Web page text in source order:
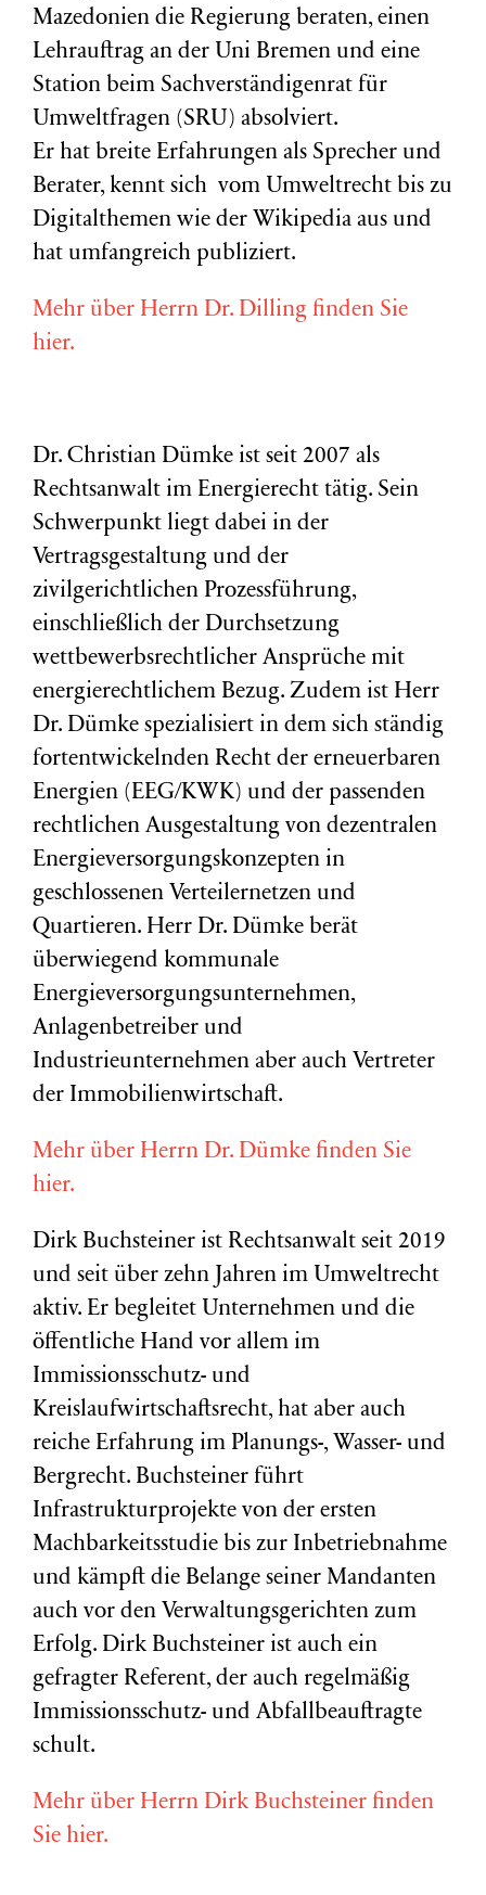
Mazedonien die Regierung beraten, einen
Lehrauftrag an der Uni Bremen und eine
Station beim Sachverständigenrat für
Umweltfragen (SRU) absolviert.
Er hat breite Erfahrungen als Sprecher und
Berater, kennt sich vom Umweltrecht bis zu
Digitalthemen wie der Wikipedia aus und
hat umfangreich publiziert.
Mehr über Herrn Dr. Dilling finden Sie
hier.
Dr. Christian Dümke ist seit 2007 als
Rechtsanwalt im Energierecht tätig. Sein
Schwerpunkt liegt dabei in der
Vertragsgestaltung und der
zivilgerichtlichen Prozessführung,
einschließlich der Durchsetzung
wettbewerbsrechtlicher Ansprüche mit
energierechtlichem Bezug. Zudem ist Herr
Dr. Dümke spezialisiert in dem sich ständig
fortentwickelnden Recht der erneuerbaren
Energien (EEG/KWK) und der passenden
rechtlichen Ausgestaltung von dezentralen
Energieversorgungskonzepten in
geschlossenen Verteilernetzen und
Quartieren. Herr Dr. Dümke berät
überwiegend kommunale
Energieversorgungsunternehmen,
Anlagenbetreiber und
Industrieunternehmen aber auch Vertreter
der Immobilienwirtschaft.
Mehr über Herrn Dr. Dümke finden Sie
hier.
Dirk Buchsteiner ist Rechtsanwalt seit 2019
und seit über zehn Jahren im Umweltrecht
aktiv. Er begleitet Unternehmen und die
öffentliche Hand vor allem im
Immissionsschutz- und
Kreislaufwirtschaftsrecht, hat aber auch
reiche Erfahrung im Planungs-, Wasser- und
Bergrecht. Buchsteiner führt
Infrastrukturprojekte von der ersten
Machbarkeitsstudie bis zur Inbetriebnahme
und kämpft die Belange seiner Mandanten
auch vor den Verwaltungsgerichten zum
Erfolg. Dirk Buchsteiner ist auch ein
gefragter Referent, der auch regelmäßig
Immissionsschutz- und Abfallbeauftragte
schult.
Mehr über Herrn Dirk Buchsteiner finden
Sie hier.